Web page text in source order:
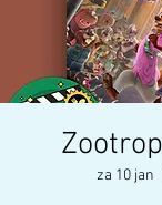
za 10 jan